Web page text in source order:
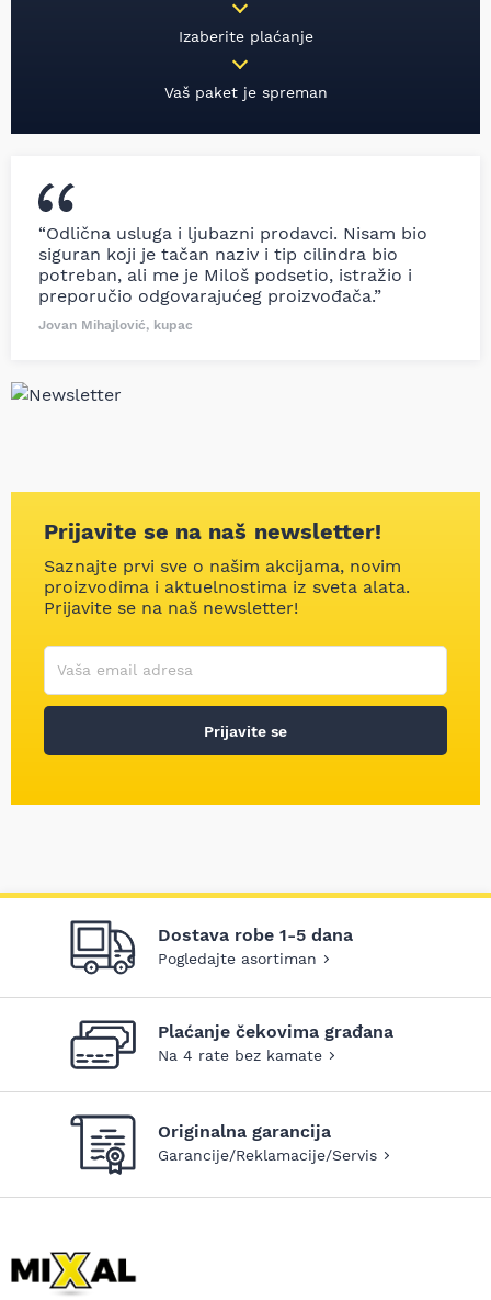
Izaberite plaćanje
Vaš paket je spreman
“Odlična usluga i ljubazni prodavci. Nisam bio
siguran koji je tačan naziv i tip cilindra bio
potreban, ali me je Miloš podsetio, istražio i
preporučio odgovarajućeg proizvođača.”
Jovan Mihajlović, kupac
Prijavite se na naš newsletter!
Saznajte prvi sve o našim akcijama, novim
proizvodima i aktuelnostima iz sveta alata.
Prijavite se na naš newsletter!
Korisničko ime
Vaša email adresa
Prijavite se
Dostava robe 1-5 dana
Pogledajte asortiman
Plaćanje čekovima građana
Na 4 rate bez kamate
Originalna garancija
Garancije/Reklamacije/Servis